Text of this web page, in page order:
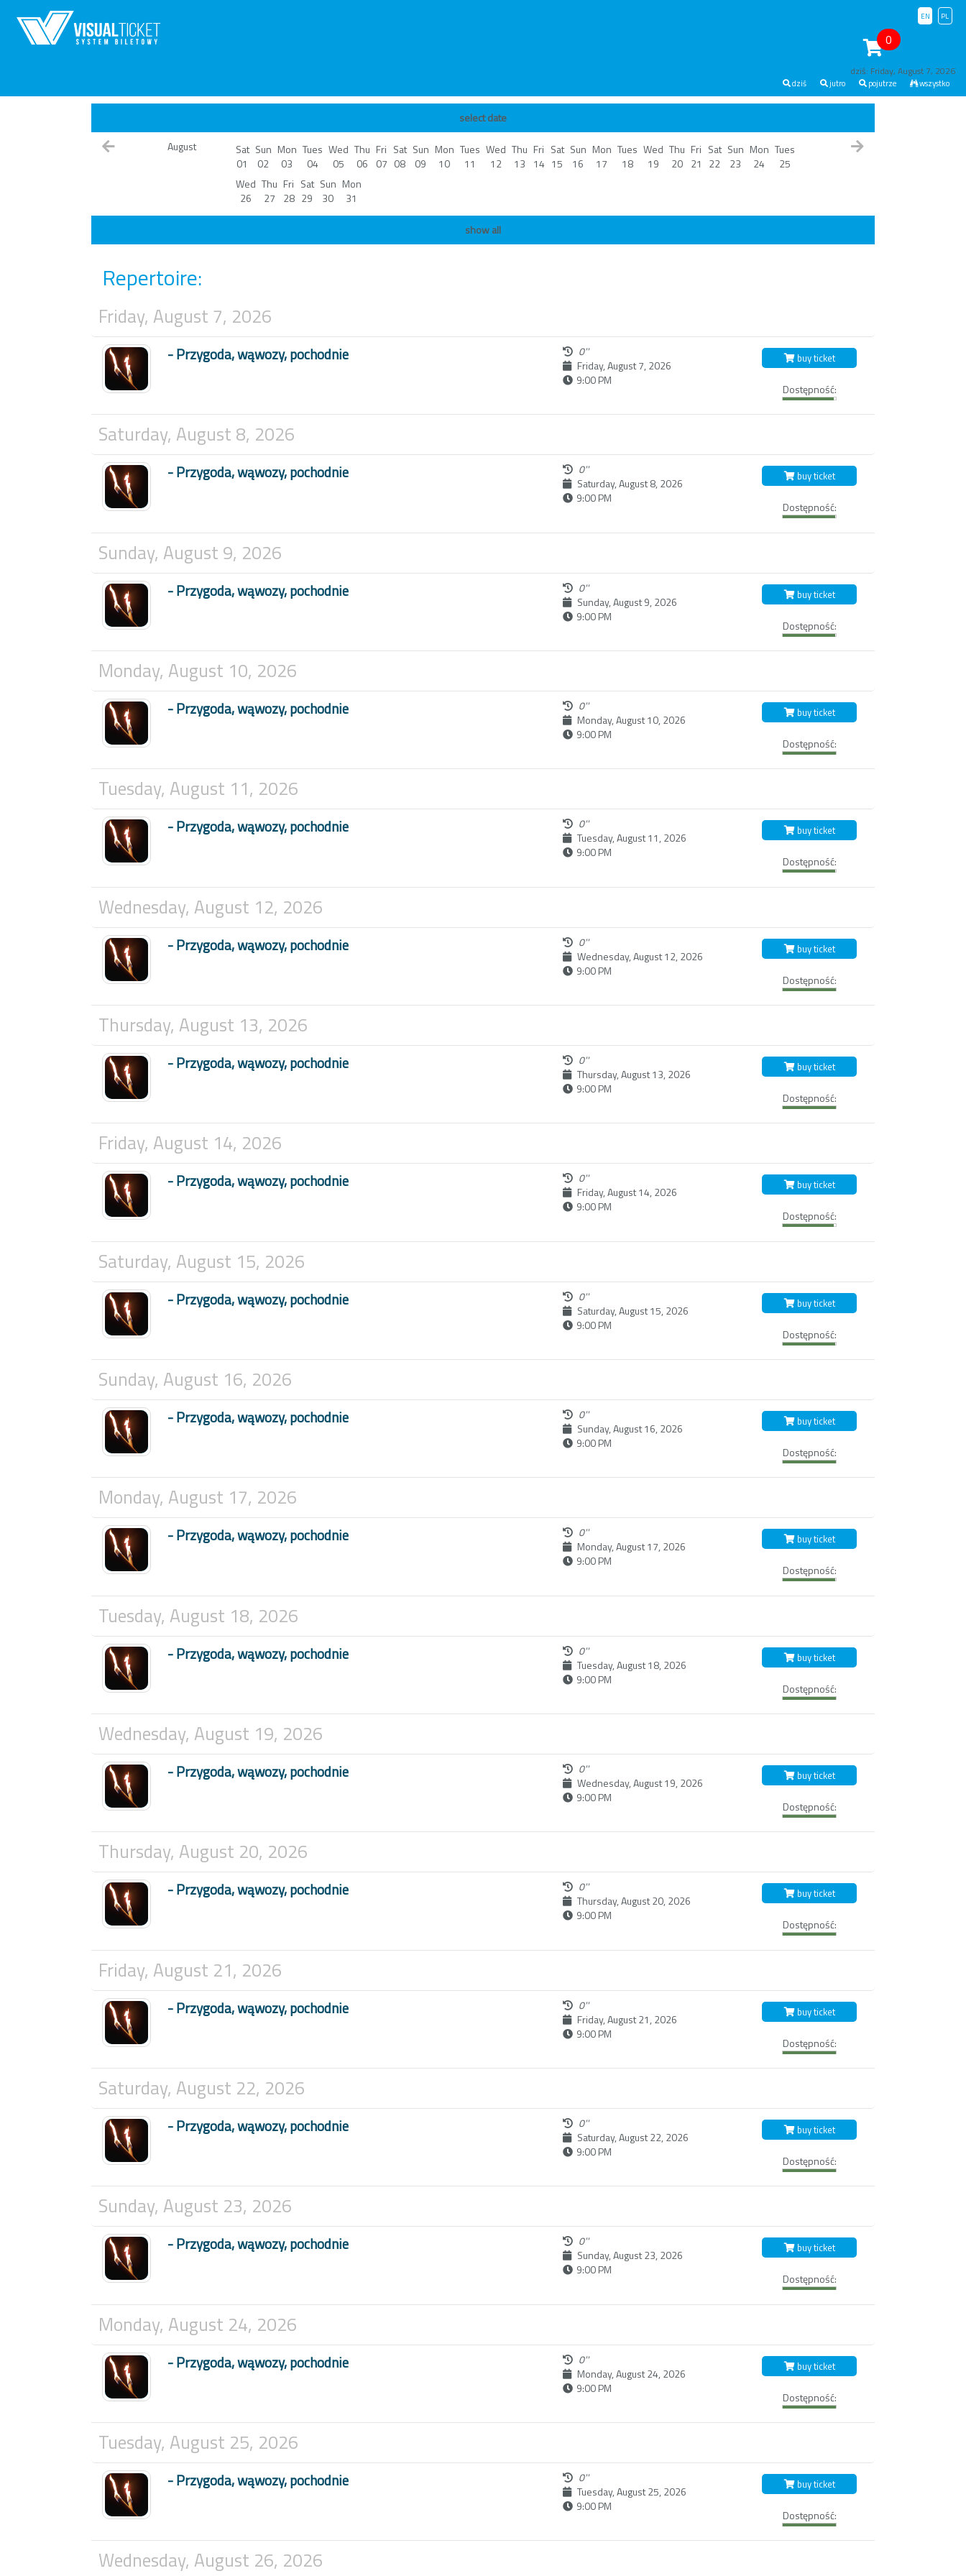
PL
EN
0
dziś: Friday, August 7, 2026
dziś jutro pojutrze wszystko
select date
August
Sat
01
Sun
02
Mon
03
Tues
04
Wed
05
Thu
06
Fri
07
Sat
08
Sun
09
Mon
10
Tues
11
Wed
12
Thu
13
Fri
14
Sat
15
Sun
16
Mon
17
Tues
18
Wed
19
Thu
20
Fri
21
Sat
22
Sun
23
Mon
24
Tues
25
Wed
26
Thu
27
Fri
28
Sat
29
Sun
30
Mon
31
show all
Repertoire:
Friday, August 7, 2026
- Przygoda, wąwozy, pochodnie
0''
Friday, August 7, 2026
9:00 PM
buy ticket
Dostępność:
Saturday, August 8, 2026
- Przygoda, wąwozy, pochodnie
0''
Saturday, August 8, 2026
9:00 PM
buy ticket
Dostępność:
Sunday, August 9, 2026
- Przygoda, wąwozy, pochodnie
0''
Sunday, August 9, 2026
9:00 PM
buy ticket
Dostępność:
Monday, August 10, 2026
- Przygoda, wąwozy, pochodnie
0''
Monday, August 10, 2026
9:00 PM
buy ticket
Dostępność:
Tuesday, August 11, 2026
- Przygoda, wąwozy, pochodnie
0''
Tuesday, August 11, 2026
9:00 PM
buy ticket
Dostępność:
Wednesday, August 12, 2026
- Przygoda, wąwozy, pochodnie
0''
Wednesday, August 12, 2026
9:00 PM
buy ticket
Dostępność:
Thursday, August 13, 2026
- Przygoda, wąwozy, pochodnie
0''
Thursday, August 13, 2026
9:00 PM
buy ticket
Dostępność:
Friday, August 14, 2026
- Przygoda, wąwozy, pochodnie
0''
Friday, August 14, 2026
9:00 PM
buy ticket
Dostępność:
Saturday, August 15, 2026
- Przygoda, wąwozy, pochodnie
0''
Saturday, August 15, 2026
9:00 PM
buy ticket
Dostępność:
Sunday, August 16, 2026
- Przygoda, wąwozy, pochodnie
0''
Sunday, August 16, 2026
9:00 PM
buy ticket
Dostępność:
Monday, August 17, 2026
- Przygoda, wąwozy, pochodnie
0''
Monday, August 17, 2026
9:00 PM
buy ticket
Dostępność:
Tuesday, August 18, 2026
- Przygoda, wąwozy, pochodnie
0''
Tuesday, August 18, 2026
9:00 PM
buy ticket
Dostępność:
Wednesday, August 19, 2026
- Przygoda, wąwozy, pochodnie
0''
Wednesday, August 19, 2026
9:00 PM
buy ticket
Dostępność:
Thursday, August 20, 2026
- Przygoda, wąwozy, pochodnie
0''
Thursday, August 20, 2026
9:00 PM
buy ticket
Dostępność:
Friday, August 21, 2026
- Przygoda, wąwozy, pochodnie
0''
Friday, August 21, 2026
9:00 PM
buy ticket
Dostępność:
Saturday, August 22, 2026
- Przygoda, wąwozy, pochodnie
0''
Saturday, August 22, 2026
9:00 PM
buy ticket
Dostępność:
Sunday, August 23, 2026
- Przygoda, wąwozy, pochodnie
0''
Sunday, August 23, 2026
9:00 PM
buy ticket
Dostępność:
Monday, August 24, 2026
- Przygoda, wąwozy, pochodnie
0''
Monday, August 24, 2026
9:00 PM
buy ticket
Dostępność:
Tuesday, August 25, 2026
- Przygoda, wąwozy, pochodnie
0''
Tuesday, August 25, 2026
9:00 PM
buy ticket
Dostępność:
Wednesday, August 26, 2026